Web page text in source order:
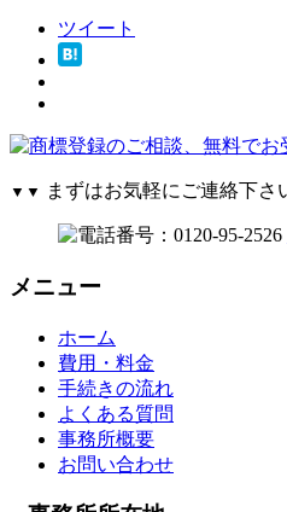
ツイート
▼▼ まずはお気軽にご連絡下さ
メニュー
ホーム
費用・料金
手続きの流れ
よくある質問
事務所概要
お問い合わせ